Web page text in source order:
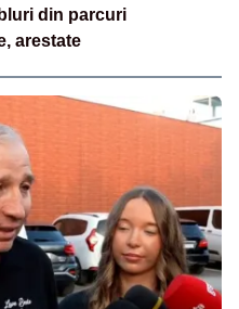
din parcuri
arestate